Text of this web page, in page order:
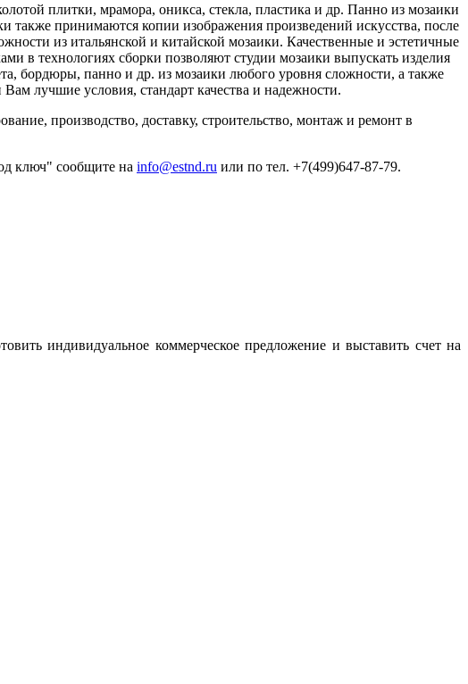
плитки, мрамора, оникса, стекла, пластика и др. Панно из мозаики
также принимаются копии изображения произведений искусства, после
из итальянской и китайской мозаики. Качественные и эстетичные
в технологиях сборки позволяют студии мозаики выпускать изделия
бордюры, панно и др. из мозаики любого уровня сложности, а также
лучшие условия, стандарт качества и надежности.
производство, доставку, строительство, монтаж и ремонт в
ключ" сообщите на info@estnd.ru или по тел. +7(499)647-87-79.
индивидуальное коммерческое предложение и выставить счет на